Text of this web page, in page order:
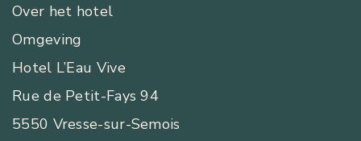
Over het hotel
Omgeving
Hotel L’Eau Vive
Rue de Petit-Fays 94
5550 Vresse-sur-Semois